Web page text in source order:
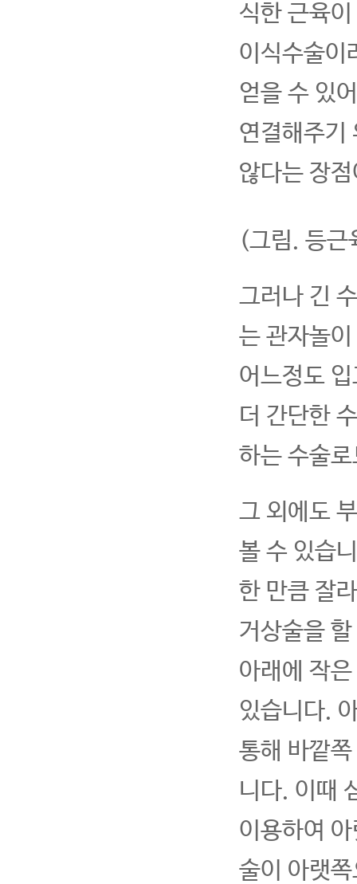
식한 근육
이식수술이
얻을 수 있
연결해주기
않다는 장
(그림. 등근
그러나 긴
는 관자놀
어느정도
더 간단한
하는 수술
그 외에도
볼 수 있습
한 만큼 잘
거상술을
아래에 작
있습니다.
통해 바깥
니다. 이때
이용하여
술이 아랫